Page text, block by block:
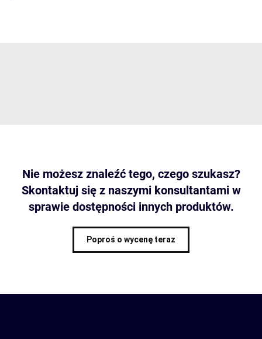
Nie możesz znaleźć tego, czego szukasz?
Skontaktuj się z naszymi konsultantami w
sprawie dostępności innych produktów.
Poproś o wycenę teraz